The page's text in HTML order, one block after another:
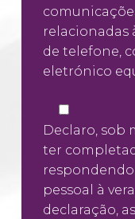
relacionadas
de telefone,
eletrónico
Declaro, sob
ter
respondendo
pessoal à
declaração,